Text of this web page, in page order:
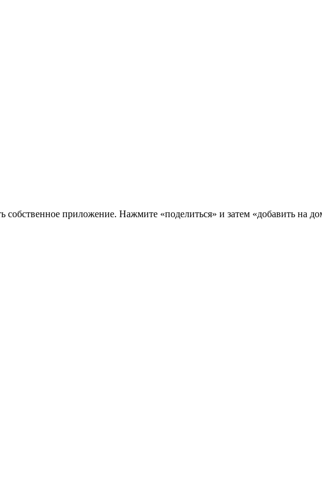
собственное приложение. Нажмите «поделиться» и затем «добавить на